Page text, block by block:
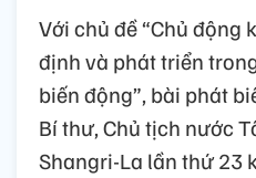
Với chủ đề “Chủ động
định và phát triển
biến động”, bài phát
Bí thư, Chủ tịch nước
Shangri-La lần thứ 23